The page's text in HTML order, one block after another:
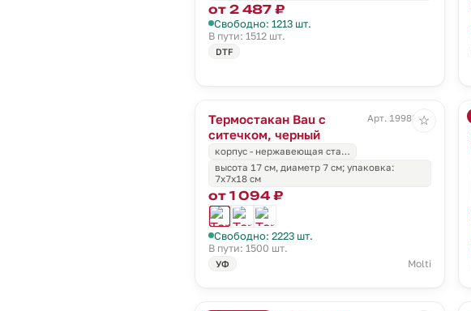
от 2 487 ₽
Свободно: 1213 шт.
В пути: 1512 шт.
DTF
Термостакан Bau с
ситечком, черный
Арт. 19983.30
корпус - нержавеющая ста…
высота 17 см, диаметр 7 см; упаковка:
7x7x18 см
от 1 094 ₽
Свободно: 2223 шт.
В пути: 1500 шт.
УФ Molti
☆